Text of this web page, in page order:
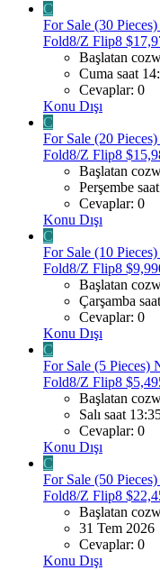
C
For Sale (30
Fold8/Z Flip8
Başlatan
Cuma saat
Cevaplar: 0
Konu Dışı
C
For Sale (20
Fold8/Z Flip8
Başlatan
Perşembe
Cevaplar: 0
Konu Dışı
C
For Sale (10
Fold8/Z Flip8
Başlatan
Çarşamba
Cevaplar: 0
Konu Dışı
C
For Sale (5 Pieces)
Fold8/Z Flip8
Başlatan
Salı saat
Cevaplar: 0
Konu Dışı
C
For Sale (50
Fold8/Z Flip8
Başlatan
31 Tem 2026
Cevaplar: 0
Konu Dışı